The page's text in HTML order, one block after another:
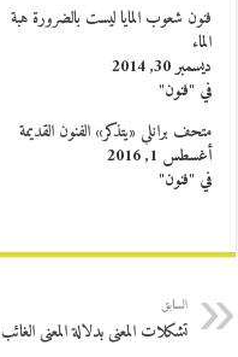
فنون شعوب المايا ليست بالضرورة هبة
الماء
ديسمبر 30, 2014
في "فنون"
متحف برانلي «يتذكر» الفنون القديمة
أغسطس 1, 2016
في "فنون"
السابق
تشكلات المعنى بدلالة المعنى الغائب